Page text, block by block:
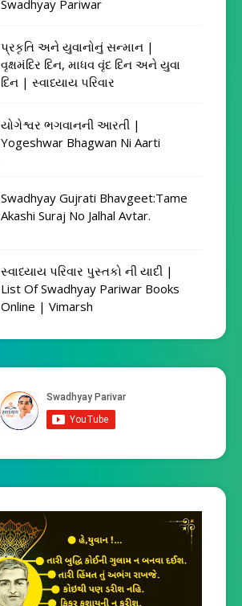
Swadhyay Pariwar
પ્રકૃતિ અને યુવાનોનું સન્માન |
વૃક્ષમંદિર દિન, માધવ વૃંદ દિન અને યુવા
દિન | સ્વાધ્યાય પરિવાર
યોગેશ્વર ભગવાનની આરતી |
Yogeshwar Bhagwan Ni Aarti
Swadhyay Gujrati Bhavgeet:Tame
Akashi Suraj No Jalhal Avtar.
સ્વાધ્યાય પરિવાર પુસ્તકો ની યાદી |
List Of Swadhyay Pariwar Books
Online | Vimarsh